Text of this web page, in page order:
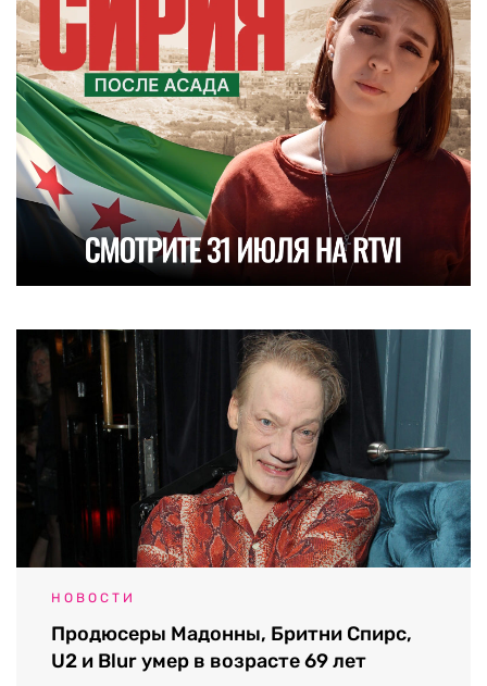
НОВОСТИ
Продюсеры Мадонны, Бритни Спирс,
U2 и Blur умер в возрасте 69 лет